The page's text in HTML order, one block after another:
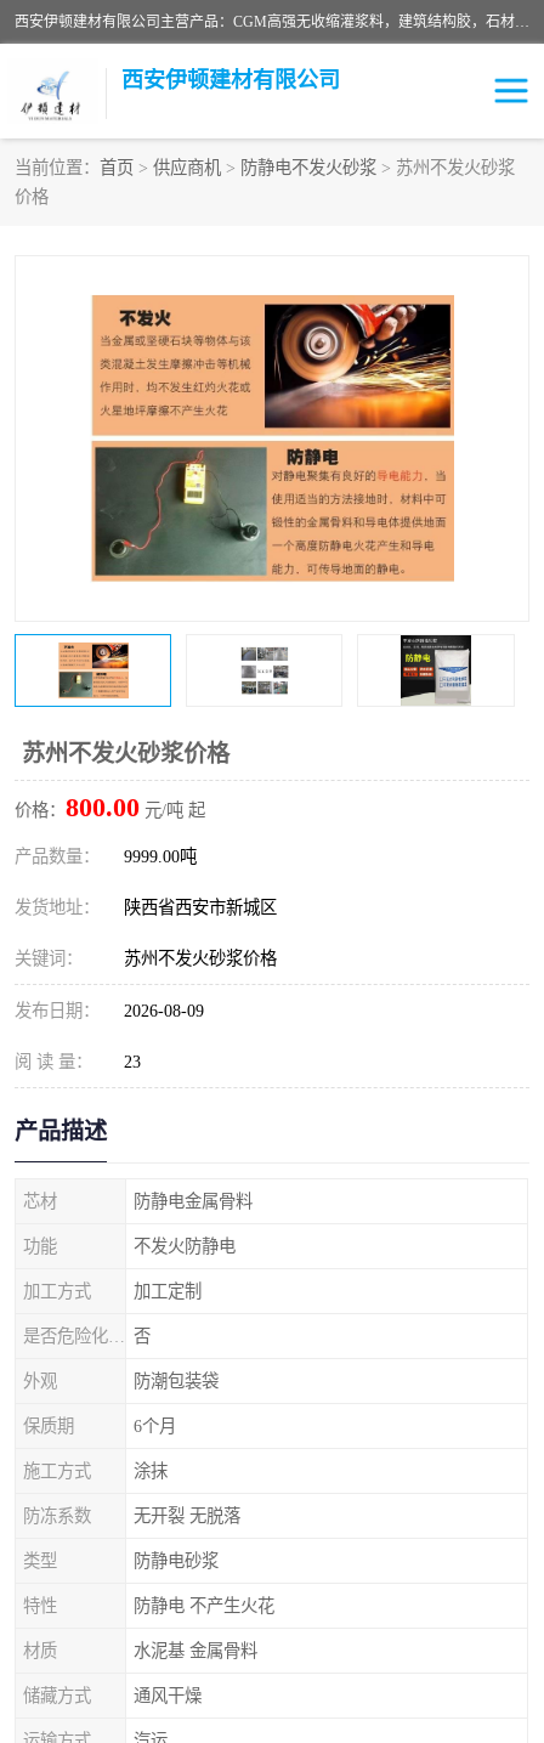
西安伊顿建材有限公司主营产品：CGM高强无收缩灌浆料，建筑结构胶，石材粘合剂，柔性防水材料，环氧修补砂浆等在各个行业得到了客户认可。
西安伊顿建材有限公司
当前位置： 首页 > 供应商机 > 防静电不发火砂浆 > 苏州不发火砂浆
价格
苏州不发火砂浆价格
价格： 800.00 元/吨 起
产品数量： 9999.00吨
发货地址： 陕西省西安市新城区
关键词： 苏州不发火砂浆价格
发布日期： 2026-08-09
阅 读 量： 23
产品描述
芯材 防静电金属骨料
功能 不发火防静电
加工方式 加工定制
否
外观 防潮包装袋
保质期 6个月
施工方式 涂抹
防冻系数 无开裂 无脱落
类型 防静电砂浆
特性 防静电 不产生火花
材质 水泥基 金属骨料
储藏方式 通风干燥
灌浆料
自流平水泥 水泥路面修补材料
瓷砖粘合剂 沥青冷补料
高延性混凝土 速凝剂
碳纤维布 金刚砂
桥梁伸缩缝快速修补料 防静电不发火砂浆
膨胀剂 混凝土防碳化涂料
融雪剂